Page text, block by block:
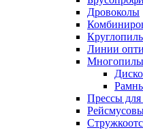
Дровоколы
Линии
Многопилы
Прессы